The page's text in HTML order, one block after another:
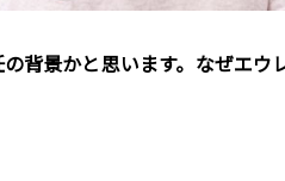
背景かと思います。なぜエウ